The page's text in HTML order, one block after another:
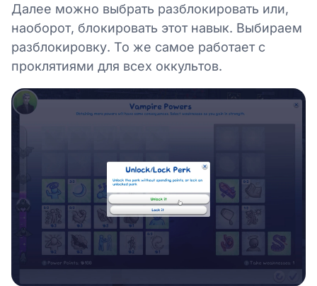
Далее можно выбрать разблокировать или,
наоборот, блокировать этот навык. Выбираем
разблокировку. То же самое работает с
проклятиями для всех оккультов.